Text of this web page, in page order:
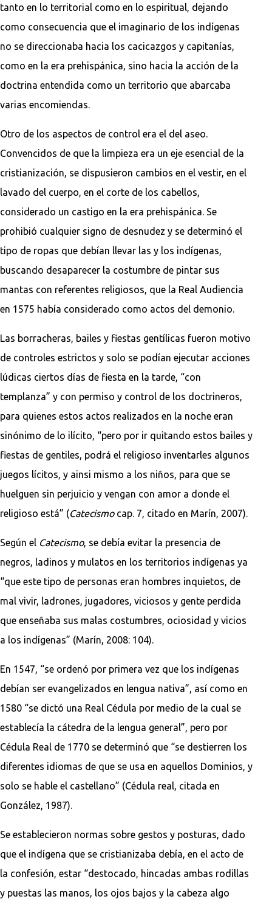
tanto en lo territorial como en lo espiritual, dejando
como consecuencia que el imaginario de los indígenas
no se direccionaba hacia los cacicazgos y capitanías,
como en la era prehispánica, sino hacia la acción de la
doctrina entendida como un territorio que abarcaba
varias encomiendas.
Otro de los aspectos de control era el del aseo.
Convencidos de que la limpieza era un eje esencial de la
cristianización, se dispusieron cambios en el vestir, en el
lavado del cuerpo, en el corte de los cabellos,
considerado un castigo en la era prehispánica. Se
prohibió cualquier signo de desnudez y se determinó el
tipo de ropas que debían llevar las y los indígenas,
buscando desaparecer la costumbre de pintar sus
mantas con referentes religiosos, que la Real Audiencia
en 1575 había considerado como actos del demonio.
Las borracheras, bailes y fiestas gentílicas fueron motivo
de controles estrictos y solo se podían ejecutar acciones
lúdicas ciertos días de fiesta en la tarde, “con
templanza” y con permiso y control de los doctrineros,
para quienes estos actos realizados en la noche eran
sinónimo de lo ilícito, “pero por ir quitando estos bailes y
fiestas de gentiles, podrá el religioso inventarles algunos
juegos lícitos, y ainsi mismo a los niños, para que se
huelguen sin perjuicio y vengan con amor a donde el
religioso está” (Catecismo cap. 7, citado en Marín, 2007).
Según el Catecismo, se debía evitar la presencia de
negros, ladinos y mulatos en los territorios indígenas ya
“que este tipo de personas eran hombres inquietos, de
mal vivir, ladrones, jugadores, viciosos y gente perdida
que enseñaba sus malas costumbres, ociosidad y vicios
a los indígenas” (Marín, 2008: 104).
En 1547, “se ordenó por primera vez que los indígenas
debían ser evangelizados en lengua nativa”, así como en
1580 “se dictó una Real Cédula por medio de la cual se
establecía la cátedra de la lengua general”, pero por
Cédula Real de 1770 se determinó que “se destierren los
diferentes idiomas de que se usa en aquellos Dominios, y
solo se hable el castellano” (Cédula real, citada en
González, 1987).
Se establecieron normas sobre gestos y posturas, dado
que el indígena que se cristianizaba debía, en el acto de
la confesión, estar “destocado, hincadas ambas rodillas
y puestas las manos, los ojos bajos y la cabeza algo